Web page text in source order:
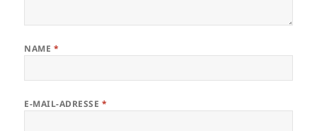
NAME *
E-MAIL-ADRESSE *